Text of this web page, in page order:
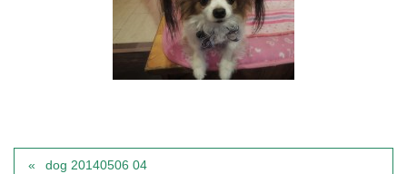
dog 20140506 04